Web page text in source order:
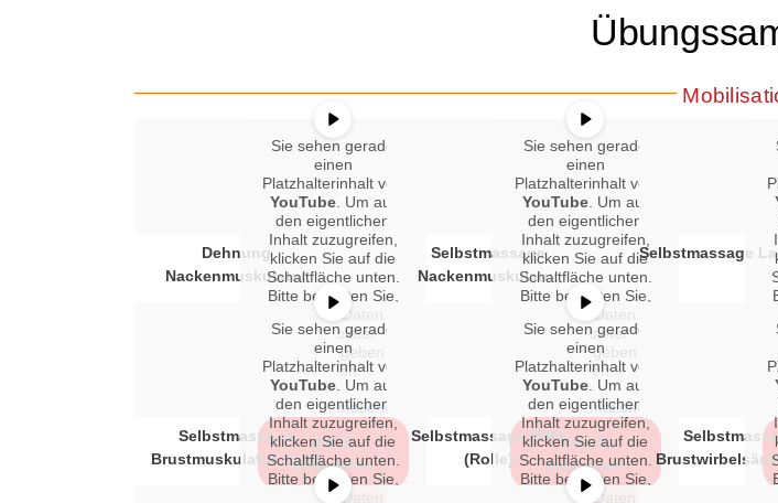
Sie sehen gerade
einen
Platzhalterinhalt von
YouTube . Um auf
den eigentlichen
Inhalt zuzugreifen,
klicken Sie auf die
Schaltfläche unten.
Bitte beachten Sie,
dass dabei Daten an
Drittanbieter
weitergegeben
werden.
Mehr Informationen
Inhalt
entsperren
Dehnung
Nackenmuskulatur
Sie sehen gerade
einen
Platzhalterinhalt von
YouTube . Um auf
den eigentlichen
Inhalt zuzugreifen,
klicken Sie auf die
Schaltfläche unten.
Bitte beachten Sie,
dass dabei Daten an
Drittanbieter
weitergegeben
werden.
Mehr Informationen
Inhalt
entsperren
Selbstmassage
Nackenmuskulatur
Selbstmassage
Sie sehen gerade
einen
Platzhalterinhalt von
YouTube . Um auf
den eigentlichen
Inhalt zuzugreifen,
klicken Sie auf die
Schaltfläche unten.
Bitte beachten Sie,
dass dabei Daten an
Selbstmassage
Brustmuskulatur (Ball)
Sie sehen gerade
einen
Platzhalterinhalt von
YouTube . Um auf
den eigentlichen
Inhalt zuzugreifen,
klicken Sie auf die
Schaltfläche unten.
Bitte beachten Sie,
dass dabei Daten an
Selbstmassage HWS
(Rolle)